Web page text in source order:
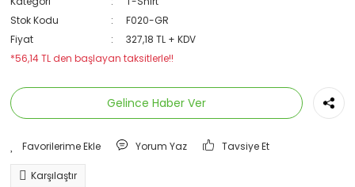
Stok Kodu
F020-GR
Fiyat
327,18 TL + KDV
*56,14 TL den başlayan taksitlerle!!
Gelince Haber Ver
Yorum Yaz Tavsiye Et
Karşılaştır